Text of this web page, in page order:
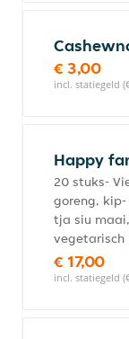
€ 3,00
incl. statiegeld
Happy
20 stuks-
goreng,
tja siu
vegetarisch
€ 17,00
incl. statiegeld